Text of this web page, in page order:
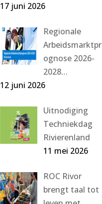
17 juni 2026
Regionale
Arbeidsmarktpr
ognose 2026-
2028…
12 juni 2026
Uitnodiging
Techniekdag
Rivierenland
11 mei 2026
ROC Rivor
brengt taal tot